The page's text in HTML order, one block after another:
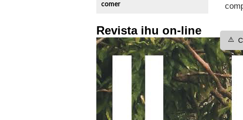
comer
Revista ihu on-line
⚠️